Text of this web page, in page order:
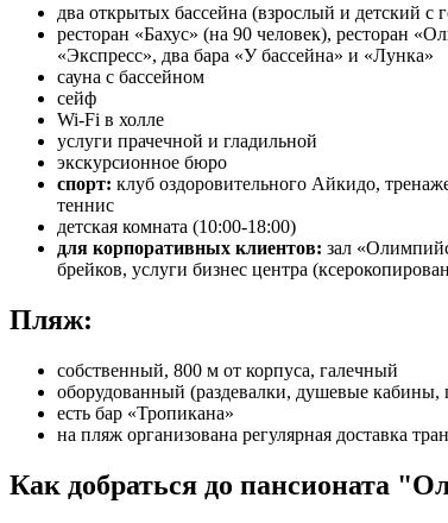
два открытых бассейна (взрослый и детский с
ресторан «Бахус» (на 90 человек), ресторан
«Экспресс», два бара «У бассейна» и «Лунка»
сауна с бассейном
сейф
Wi-Fi в холле
услуги прачечной и гладильной
экскурсионное бюро
спорт: клуб оздоровительного Айкидо,
теннис
детская комната (10:00-18:00)
для корпоративных клиентов: зал
брейков, услуги бизнес центра
Пляж:
собственный, 800 м от корпуса, галечный
оборудованный (раздевалки, душевые
есть бар «Тропикана»
на пляж организована регулярная доставка
Как добраться до пансионата